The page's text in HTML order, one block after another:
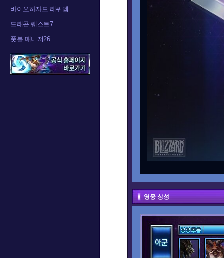
바이오하자드 레퀴엠
드래곤 퀘스트7
풋볼 매니저26
영웅 상성